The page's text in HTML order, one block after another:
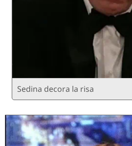
Sedina decora la risa